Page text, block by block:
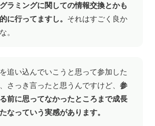
ラミングに関しての情報交換とかも
に行ってますし。 それはすごく良か
。
追い込んでいこうと思って参加した
さっき言ったと思うんですけど、 参
前に思ってなかったところまで成長
なっていう実感があります。